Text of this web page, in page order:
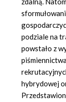
podziale na
powstało z
hybrydowej